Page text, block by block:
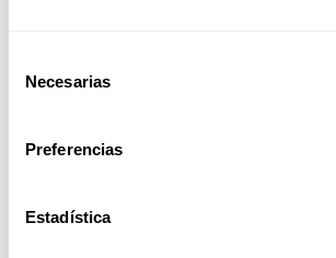
Necesarias
Preferencias
Estadística